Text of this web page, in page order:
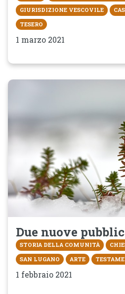
GIURISDIZIONE VESCOVILE
TESERO
1 marzo 2021
Due nuove
STORIA DELLA COMUNITÀ
SAN LUGANO
ARTE
1 febbraio 2021